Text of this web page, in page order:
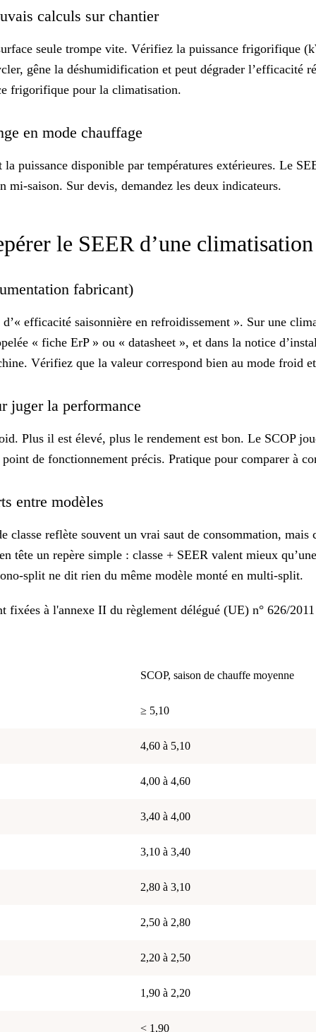
calculs sur chantier
seule trompe vite. Vérifiez la puissance frigorifique
gêne la déshumidification et peut dégrader l’efficacité
frigorifique pour la climatisation.
en mode chauffage
puissance disponible par températures extérieures. Le
saison. Sur devis, demandez les deux indicateurs.
le SEER d’une
fabricant)
efficacité saisonnière en refroidissement ». Sur une
« fiche ErP » ou « datasheet », et dans la notice
Vérifiez que la valeur correspond bien au mode froid
juger la performance
Plus il est élevé, plus le rendement est bon. Le SCOP
de fonctionnement précis. Pratique pour comparer à
entre modèles
reflète souvent un vrai saut de consommation, mais
tête un repère simple : classe + SEER valent mieux
split ne dit rien du même modèle monté en multi-split.
fixées à l'annexe II du règlement délégué (UE) n° 626/
SCOP, saison de chauffe moyenne
≥ 5,10
4,60 à 5,10
4,00 à 4,60
3,40 à 4,00
3,10 à 3,40
2,80 à 3,10
2,50 à 2,80
2,20 à 2,50
1,90 à 2,20
< 1,90